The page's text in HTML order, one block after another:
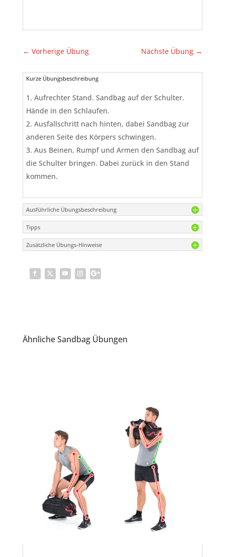
← Vorherige Übung Nächste Übung →
Kurze Übungsbeschreibung
Aufrechter Stand. Sandbag auf der Schulter.
Hände in den Schlaufen.
Ausfallschritt nach hinten, dabei Sandbag zur
anderen Seite des Körpers schwingen.
Aus Beinen, Rumpf und Armen den Sandbag auf
die Schulter bringen. Dabei zurück in den Stand
kommen.
Ausführliche Übungsbeschreibung
Tipps
Zusätzliche Übungs-Hinweise
Ähnliche Sandbag Übungen